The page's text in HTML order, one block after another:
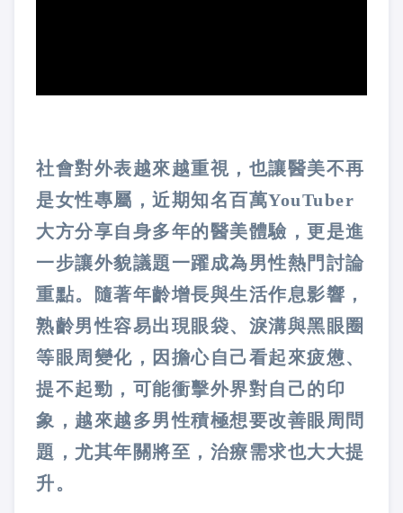
社會對外表越來越重視，也讓醫美不再
是女性專屬，近期知名百萬YouTuber
大方分享自身多年的醫美體驗，更是進
一步讓外貌議題一躍成為男性熱門討論
重點。隨著年齡增長與生活作息影響，
熟齡男性容易出現眼袋、淚溝與黑眼圈
等眼周變化，因擔心自己看起來疲憊、
提不起勁，可能衝擊外界對自己的印
象，越來越多男性積極想要改善眼周問
題，尤其年關將至，治療需求也大大提
升。